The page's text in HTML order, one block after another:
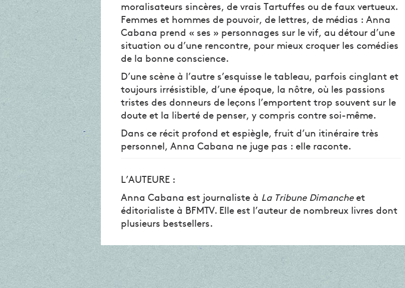
moralisateurs sincères, de vrais Tartuffes ou de faux vertueux.
Femmes et hommes de pouvoir, de lettres, de médias : Anna
Cabana prend « ses » personnages sur le vif, au détour d’une
situation ou d’une rencontre, pour mieux croquer les comédies
de la bonne conscience.
D’une scène à l’autre s’esquisse le tableau, parfois cinglant et
toujours irrésistible, d’une époque, la nôtre, où les passions
tristes des donneurs de leçons l’emportent trop souvent sur le
doute et la liberté de penser, y compris contre soi-même.
Dans ce récit profond et espiègle, fruit d’un itinéraire très
personnel, Anna Cabana ne juge pas : elle raconte.
L’AUTEURE :
Anna Cabana est journaliste à La Tribune Dimancheet
éditorialiste à BFMTV. Elle est l’auteur de nombreux livres dont
plusieurs bestsellers.